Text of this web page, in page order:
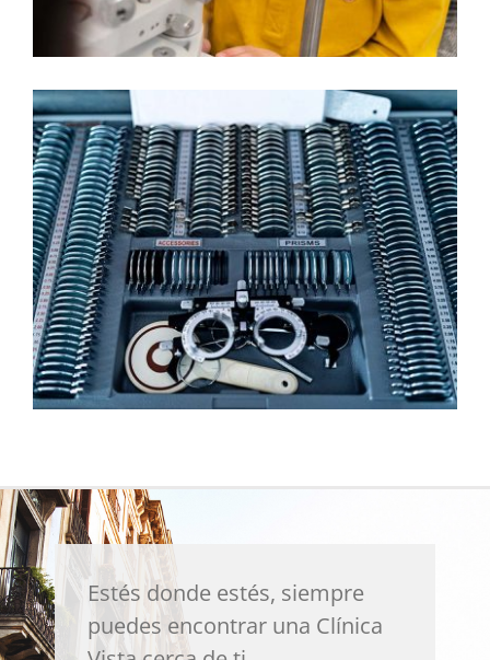
Estés donde estés, siempre
puedes encontrar una Clínica